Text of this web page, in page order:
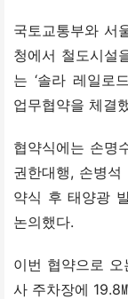
국토교통부와 서
청에서 철도시설
는 ‘솔라 레일로
업무협약을 체결
협약식에는 손명
권한대행, 손병
약식 후 태양광
논의했다.
이번 협약으로
사 주차장에 19.8